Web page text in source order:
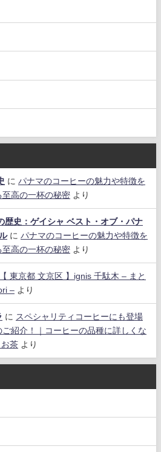
に パナマのコーヒーの魅力や特徴を
高の一杯の秘密 より
歴史：ゲイシャ ベスト・オブ・パナ
に パナマのコーヒーの魅力や特徴を
高の一杯の秘密 より
【 東京都 文京区 】ignis 千駄木 – まと
– より
に スペシャリティコーヒーにも登場
紹介！｜コーヒーの品種に詳しくな
茶 より